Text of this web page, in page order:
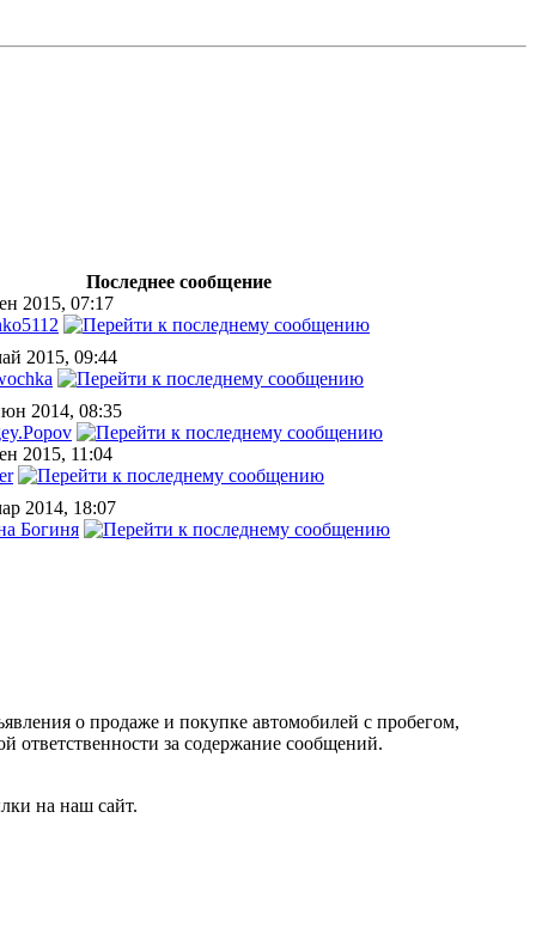
Последнее сообщение
2015, 07:17
2015, 09:44
2014, 08:35
2015, 11:04
2014, 18:07
Богиня
о продаже и покупке автомобилей с пробегом,
за содержание сообщений.
на наш сайт.